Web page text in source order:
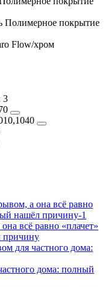
Полимерное покрытие
Flow/хром
3
всё равно «плачет»
причину
дома: полный